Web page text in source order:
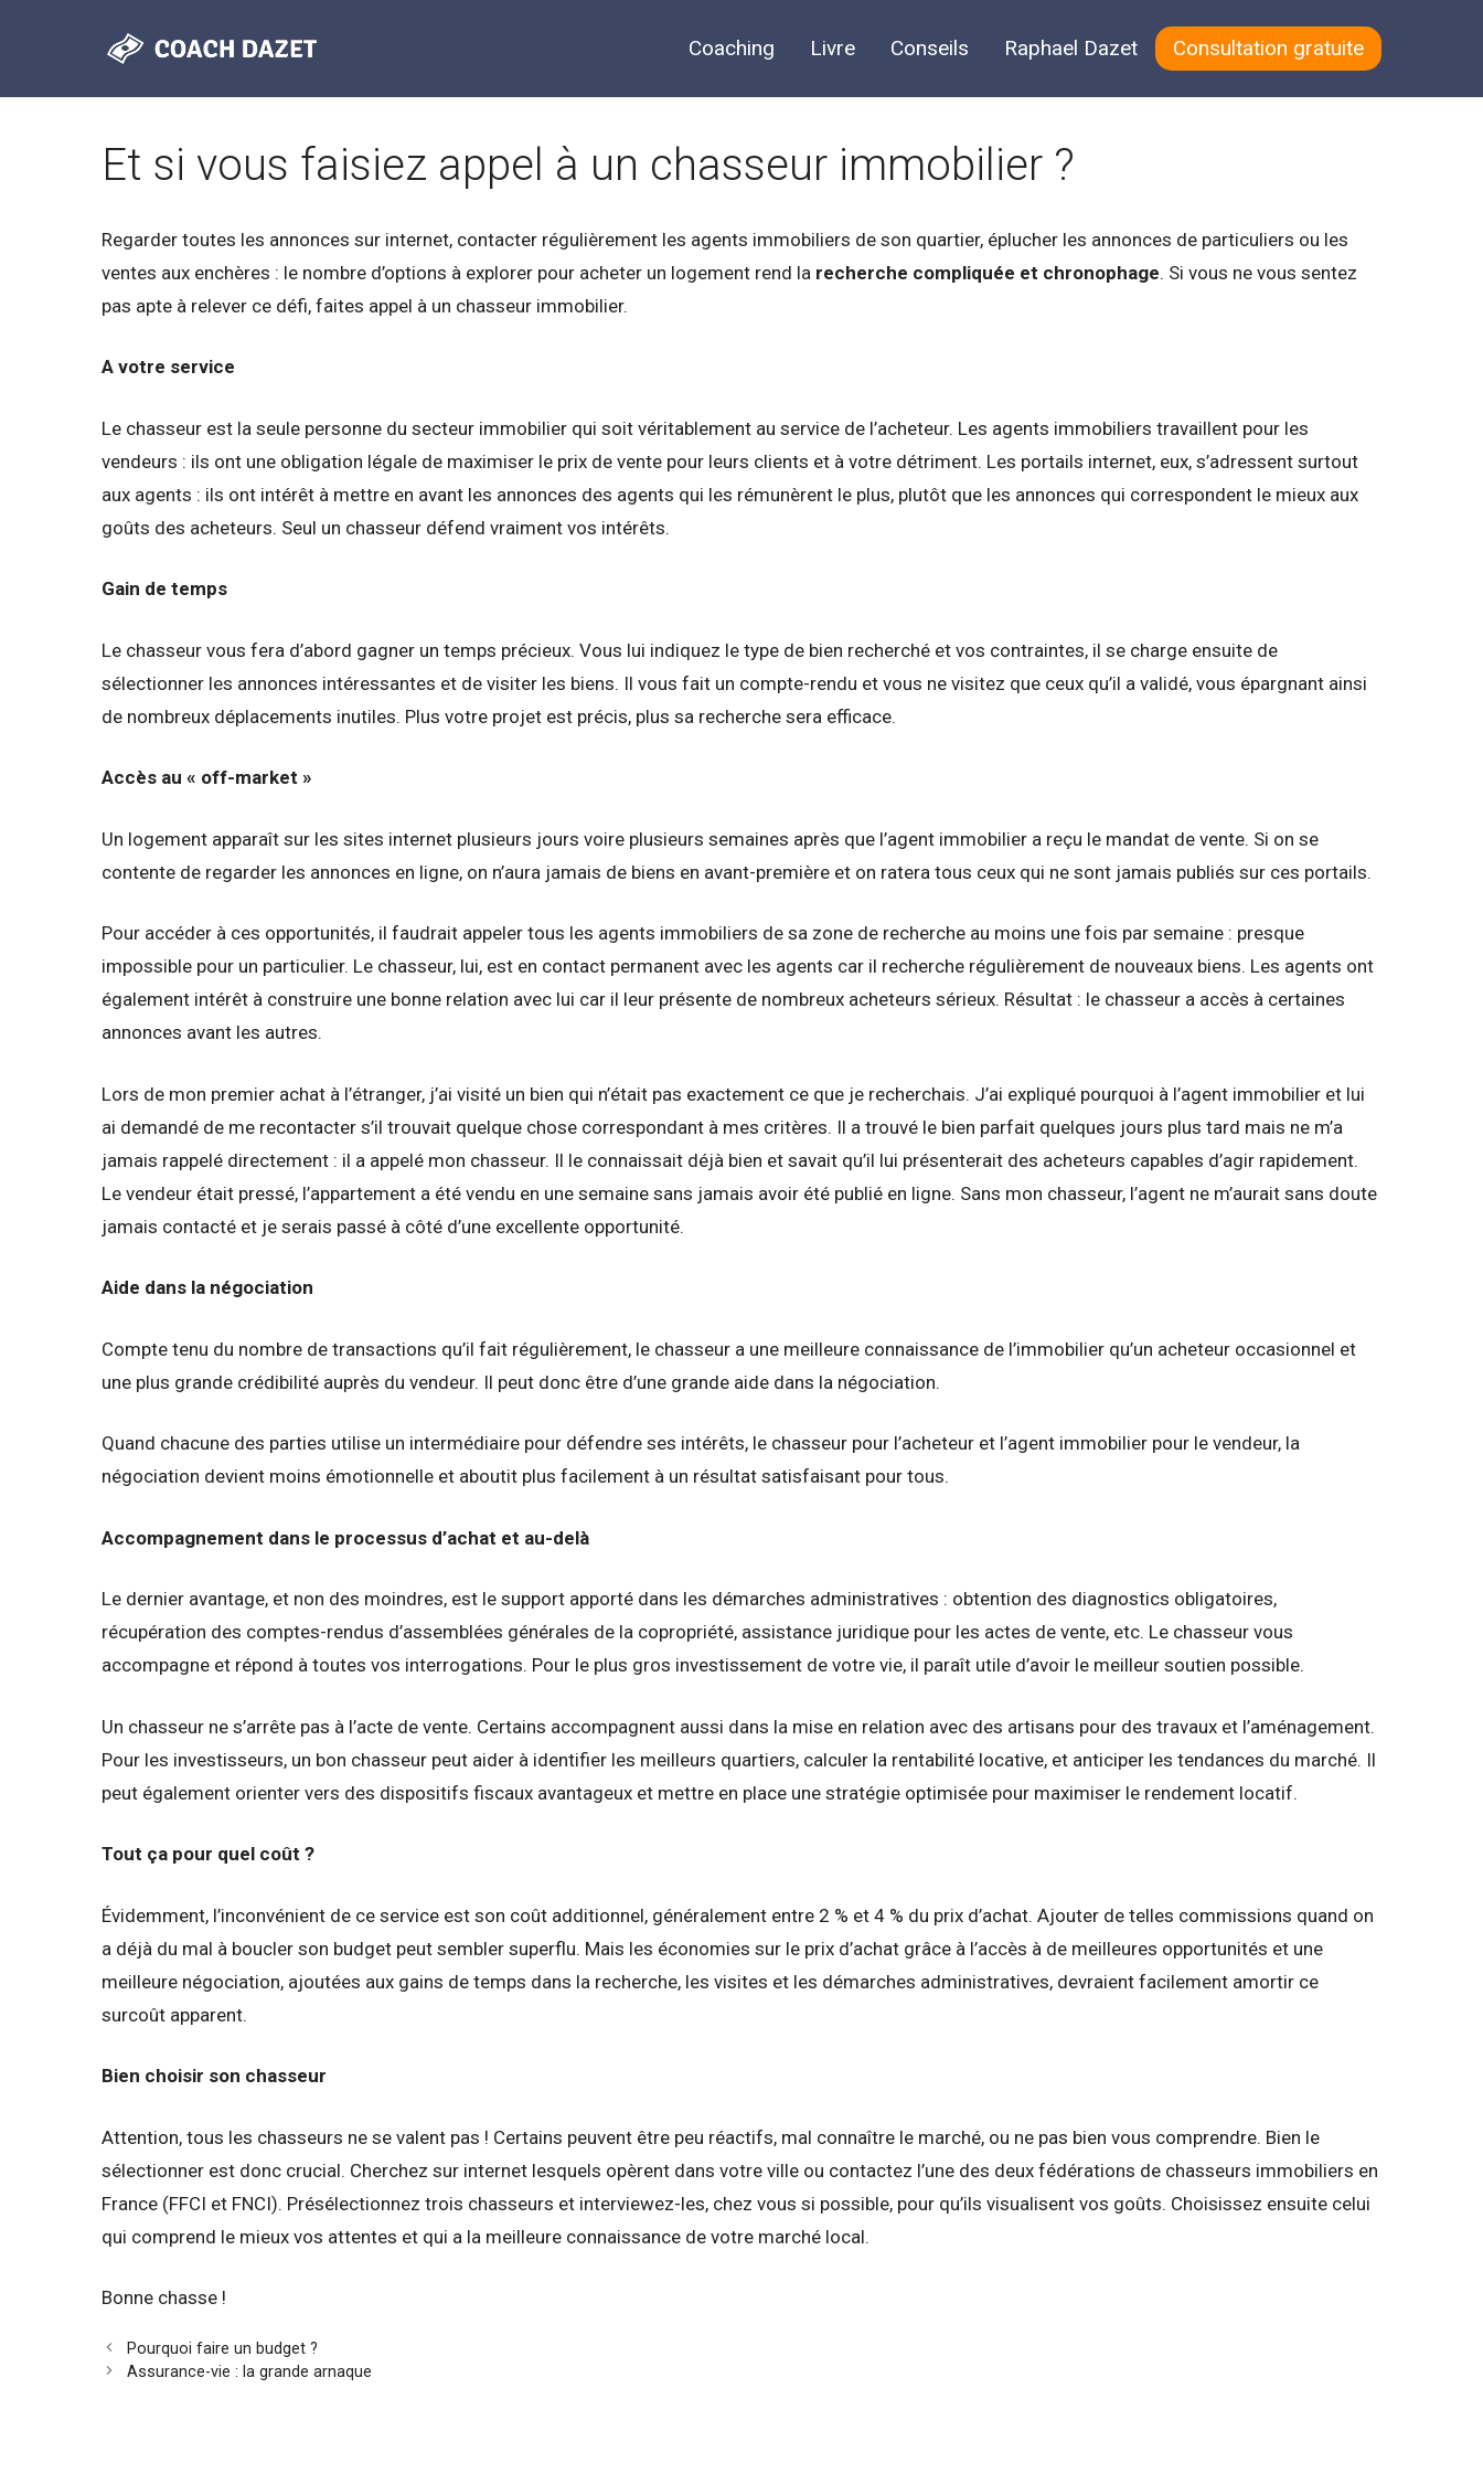
Coaching Livre Conseils Raphael Dazet Consultation gratuite
Et si vous faisiez appel à un chasseur immobilier ?
Regarder toutes les annonces sur internet, contacter régulièrement les agents immobiliers de son quartier, éplucher les annonces de particuliers ou les
ventes aux enchères : le nombre d’options à explorer pour acheter un logement rend la recherche compliquée et chronophage. Si vous ne vous sentez
pas apte à relever ce défi, faites appel à un chasseur immobilier.
A votre service
Le chasseur est la seule personne du secteur immobilier qui soit véritablement au service de l’acheteur. Les agents immobiliers travaillent pour les
vendeurs : ils ont une obligation légale de maximiser le prix de vente pour leurs clients et à votre détriment. Les portails internet, eux, s’adressent surtout
aux agents : ils ont intérêt à mettre en avant les annonces des agents qui les rémunèrent le plus, plutôt que les annonces qui correspondent le mieux aux
goûts des acheteurs. Seul un chasseur défend vraiment vos intérêts.
Gain de temps
Le chasseur vous fera d’abord gagner un temps précieux. Vous lui indiquez le type de bien recherché et vos contraintes, il se charge ensuite de
sélectionner les annonces intéressantes et de visiter les biens. Il vous fait un compte-rendu et vous ne visitez que ceux qu’il a validé, vous épargnant ainsi
de nombreux déplacements inutiles. Plus votre projet est précis, plus sa recherche sera efficace.
Accès au « off-market »
Un logement apparaît sur les sites internet plusieurs jours voire plusieurs semaines après que l’agent immobilier a reçu le mandat de vente. Si on se
contente de regarder les annonces en ligne, on n’aura jamais de biens en avant-première et on ratera tous ceux qui ne sont jamais publiés sur ces portails.
Pour accéder à ces opportunités, il faudrait appeler tous les agents immobiliers de sa zone de recherche au moins une fois par semaine : presque
impossible pour un particulier. Le chasseur, lui, est en contact permanent avec les agents car il recherche régulièrement de nouveaux biens. Les agents ont
également intérêt à construire une bonne relation avec lui car il leur présente de nombreux acheteurs sérieux. Résultat : le chasseur a accès à certaines
annonces avant les autres.
Lors de mon premier achat à l’étranger, j’ai visité un bien qui n’était pas exactement ce que je recherchais. J’ai expliqué pourquoi à l’agent immobilier et lui
ai demandé de me recontacter s’il trouvait quelque chose correspondant à mes critères. Il a trouvé le bien parfait quelques jours plus tard mais ne m’a
jamais rappelé directement : il a appelé mon chasseur. Il le connaissait déjà bien et savait qu’il lui présenterait des acheteurs capables d’agir rapidement.
Le vendeur était pressé, l’appartement a été vendu en une semaine sans jamais avoir été publié en ligne. Sans mon chasseur, l’agent ne m’aurait sans doute
jamais contacté et je serais passé à côté d’une excellente opportunité.
Aide dans la négociation
Compte tenu du nombre de transactions qu’il fait régulièrement, le chasseur a une meilleure connaissance de l’immobilier qu’un acheteur occasionnel et
une plus grande crédibilité auprès du vendeur. Il peut donc être d’une grande aide dans la négociation.
Quand chacune des parties utilise un intermédiaire pour défendre ses intérêts, le chasseur pour l’acheteur et l’agent immobilier pour le vendeur, la
négociation devient moins émotionnelle et aboutit plus facilement à un résultat satisfaisant pour tous.
Accompagnement dans le processus d’achat et au-delà
Le dernier avantage, et non des moindres, est le support apporté dans les démarches administratives : obtention des diagnostics obligatoires,
récupération des comptes-rendus d’assemblées générales de la copropriété, assistance juridique pour les actes de vente, etc. Le chasseur vous
accompagne et répond à toutes vos interrogations. Pour le plus gros investissement de votre vie, il paraît utile d’avoir le meilleur soutien possible.
Un chasseur ne s’arrête pas à l’acte de vente. Certains accompagnent aussi dans la mise en relation avec des artisans pour des travaux et l’aménagement.
Pour les investisseurs, un bon chasseur peut aider à identifier les meilleurs quartiers, calculer la rentabilité locative, et anticiper les tendances du marché. Il
peut également orienter vers des dispositifs fiscaux avantageux et mettre en place une stratégie optimisée pour maximiser le rendement locatif.
Tout ça pour quel coût ?
Évidemment, l’inconvénient de ce service est son coût additionnel, généralement entre 2 % et 4 % du prix d’achat. Ajouter de telles commissions quand on
a déjà du mal à boucler son budget peut sembler superflu. Mais les économies sur le prix d’achat grâce à l’accès à de meilleures opportunités et une
meilleure négociation, ajoutées aux gains de temps dans la recherche, les visites et les démarches administratives, devraient facilement amortir ce
surcoût apparent.
Bien choisir son chasseur
Attention, tous les chasseurs ne se valent pas ! Certains peuvent être peu réactifs, mal connaître le marché, ou ne pas bien vous comprendre. Bien le
sélectionner est donc crucial. Cherchez sur internet lesquels opèrent dans votre ville ou contactez l’une des deux fédérations de chasseurs immobiliers en
France (FFCI et FNCI). Présélectionnez trois chasseurs et interviewez-les, chez vous si possible, pour qu’ils visualisent vos goûts. Choisissez ensuite celui
qui comprend le mieux vos attentes et qui a la meilleure connaissance de votre marché local.
Bonne chasse !
Pourquoi faire un budget ?
Assurance-vie : la grande arnaque